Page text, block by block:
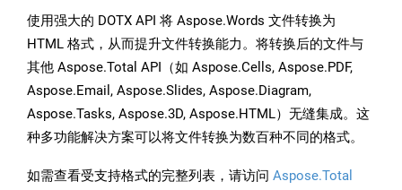
使用强大的 DOTX API 将 Aspose.Words 文件转换为
HTML 格式，从而提升文件转换能力。将转换后的文件与
其他 Aspose.Total API（如 Aspose.Cells, Aspose.PDF,
Aspose.Email, Aspose.Slides, Aspose.Diagram,
Aspose.Tasks, Aspose.3D, Aspose.HTML）无缝集成。这
种多功能解决方案可以将文件转换为数百种不同的格式。
如需查看受支持格式的完整列表，请访问 Aspose.Total